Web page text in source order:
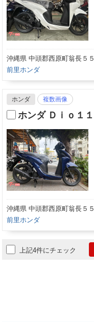
沖縄県 中頭郡西原町翁長５
前里ホンダ
ホンダ 複数画像
ホンダ Ｄｉｏ１
沖縄県 中頭郡西原町翁長５
前里ホンダ
上記4件にチェック